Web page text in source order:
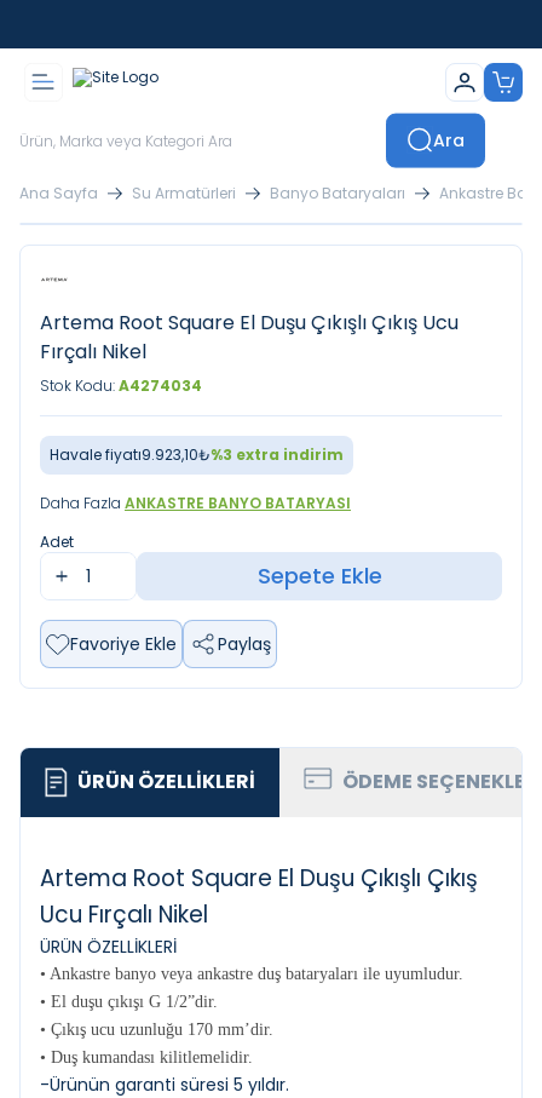
Ara
Ana Sayfa Su Armatürleri Banyo Bataryaları Ankastre
Artema Root Square El Duşu Çıkışlı Çıkış Ucu
Fırçalı Nikel
Stok Kodu:A4274034
Havale fiyatı9.923,10₺%3 extra indirim
Daha Fazla ANKASTRE BANYO BATARYASI
Adet
Sepete Ekle
Favoriye Ekle Paylaş
ÜRÜN ÖZELLIKLERI ÖDEME
Artema Root Square El Duşu Çıkışlı Çıkış
Ucu Fırçalı Nikel
ÜRÜN ÖZELLİKLERİ
• Ankastre banyo veya ankastre duş bataryaları ile uyumludur.
• El duşu çıkışı G 1/2”dir.
• Çıkış ucu uzunluğu 170 mm’dir.
• Duş kumandası kilitlemelidir.
-Ürünün garanti süresi 5 yıldır.